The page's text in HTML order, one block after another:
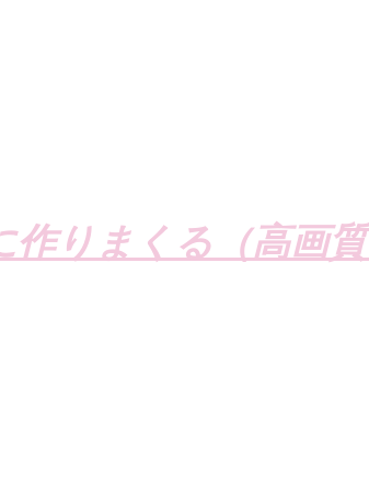
作りまくる（高画